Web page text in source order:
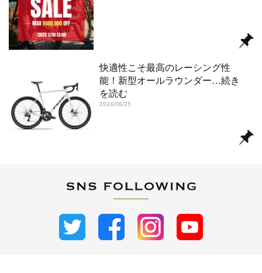
快適性こそ最高のレーシング性
能！新型オールラウンダー…続き
を読む
2024/08/25